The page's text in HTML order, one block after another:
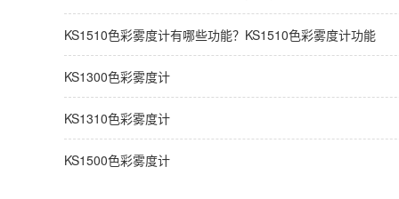
KS1510色彩雾度计有哪些功能？KS1510色彩雾度计功能
KS1300色彩雾度计
KS1310色彩雾度计
KS1500色彩雾度计